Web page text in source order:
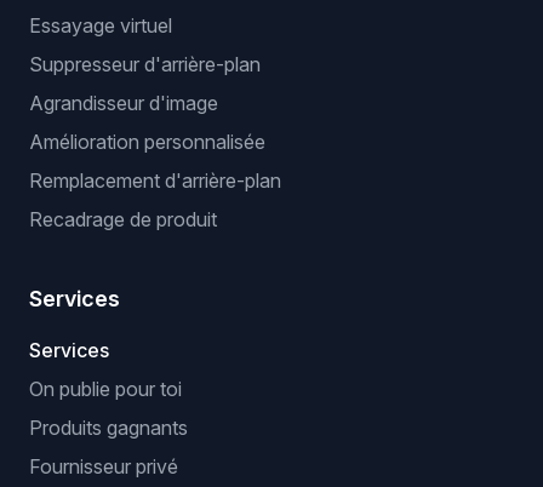
Essayage virtuel
Suppresseur d'arrière-plan
Agrandisseur d'image
Amélioration personnalisée
Remplacement d'arrière-plan
Recadrage de produit
Services
Services
On publie pour toi
Produits gagnants
Fournisseur privé